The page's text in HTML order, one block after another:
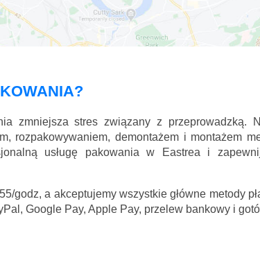
zmniejsza stres związany z przeprowadzką.
rozpakowywaniem, demontażem i montażem
usługę pakowania w Eastrea i
godz, a akceptujemy wszystkie główne metody
Google Pay, Apple Pay, przelew bankowy i